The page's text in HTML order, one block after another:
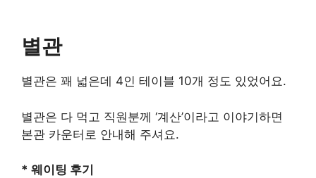
별관
별관은 꽤 넓은데 4인 테이블 10개 정도 있었어요.
별관은 다 먹고 직원분께 ‘계산’이라고 이야기하면
본관 카운터로 안내해 주셔요.
* 웨이팅 후기